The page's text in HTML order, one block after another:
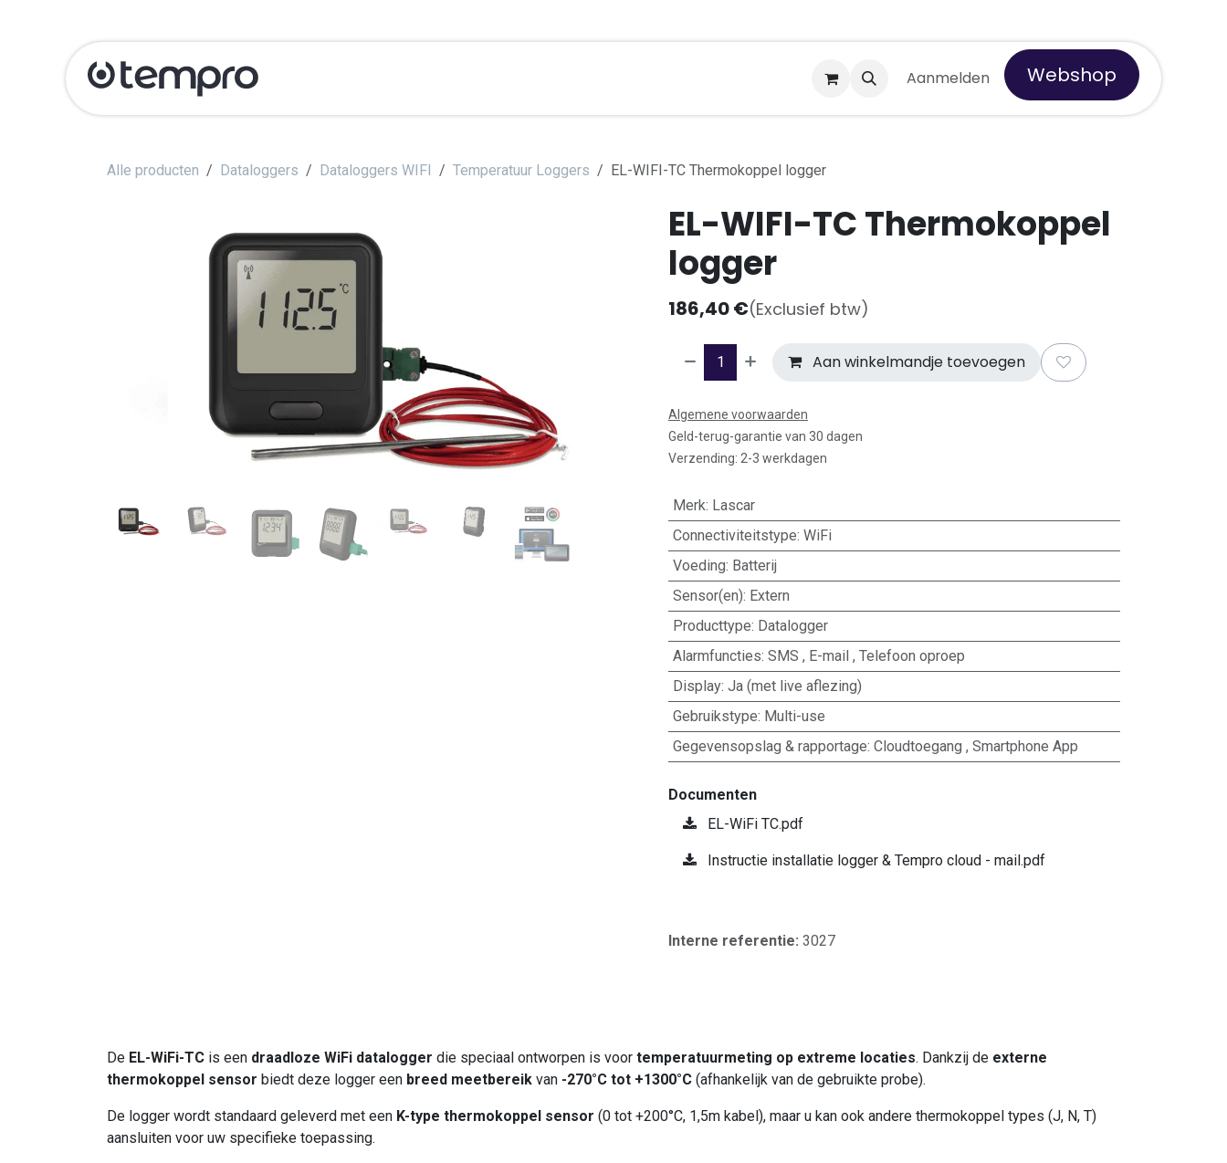
Overslaan naar inhoud
Over Tempro Aanmelden Webshop
Alle producten Dataloggers Dataloggers WIFI Temperatuur Loggers EL-WIFI-TC Thermokoppel logger
EL-WIFI-TC Thermokoppel
logger
186,40€(Exclusief btw)
Aan winkelmandje toevoegen
Algemene voorwaarden
Geld-terug-garantie van 30 dagen
Verzending: 2-3 werkdagen
Merk: Lascar
Connectiviteitstype: WiFi
Voeding: Batterij
Sensor(en): Extern
Producttype: Datalogger
Alarmfuncties: SMS , E-mail, Telefoon oproep
Display: Ja (met live aflezing)
Gebruikstype: Multi-use
Gegevensopslag & rapportage: Cloudtoegang , Smartphone App
Documenten
EL-WiFi TC.pdf
Instructie installatie logger & Tempro cloud - mail.pdf
Interne referentie: 3027
De EL-WiFi-TC is een draadloze WiFi datalogger die speciaal ontworpen is voor temperatuurmeting op extreme locaties. Dankzij de externe
thermokoppel sensor biedt deze logger een breed meetbereik van -270°C tot +1300°C (afhankelijk van de gebruikte probe).
De logger wordt standaard geleverd met een K-type thermokoppel sensor (0 tot +200°C, 1,5m kabel), maar u kan ook andere thermokoppel types (J, N, T)
aansluiten voor uw specifieke toepassing.